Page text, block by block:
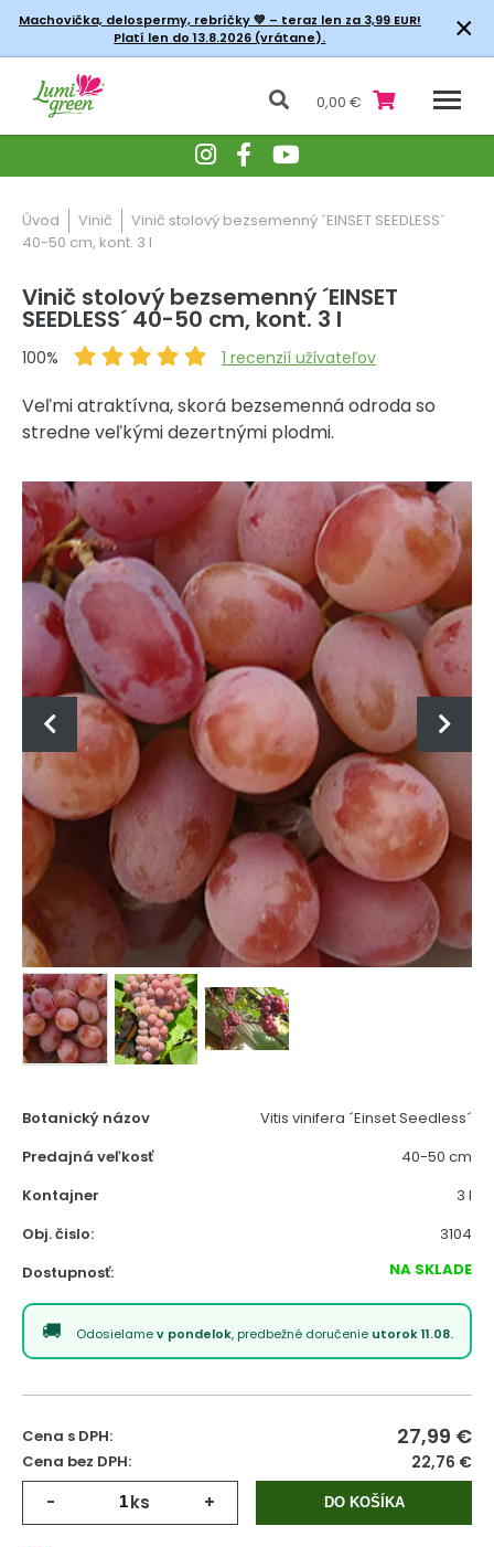
Machovička, delospermy, rebríčky💚 – teraz len za 3,99 EUR!
Platí len do 13.8.2026 (vrátane).
×
0,00 €
Úvod Vinič
Vinič stolový bezsemenný ´EINSET SEEDLESS´
40-50 cm, kont. 3 l
Vinič stolový bezsemenný ´EINSET
SEEDLESS´ 40-50 cm, kont. 3 l
100% 1 recenzií užívateľov
Veľmi atraktívna, skorá bezsemenná odroda so
stredne veľkými dezertnými plodmi.
Botanický názov
Vitis vinifera ´Einset Seedless´
Predajná veľkosť
40-50 cm
Kontajner
3 l
Obj. čislo:
3104
Dostupnosť:
NA SKLADE
Odosielamev pondelok, predbežné doručenie utorok 11.08.
Cena s DPH: 27,99 €
Cena bez DPH: 22,76 €
- ks + DO KOŠÍKA